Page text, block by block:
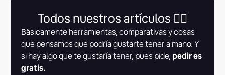
Todos nuestros artículos 👇🏾
Básicamente herramientas, comparativas y cosas
que pensamos que podría gustarte tener a mano. Y
si hay algo que te gustaría tener, pues pide, pedir es
gratis.